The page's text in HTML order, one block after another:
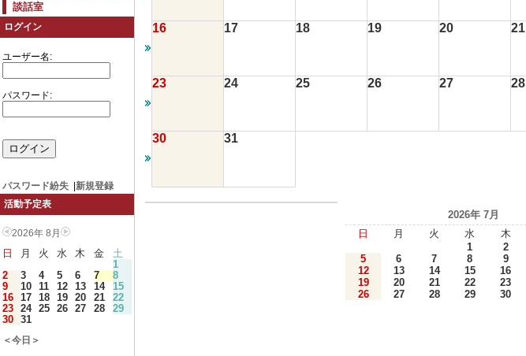
談話室
ログイン
ユーザー名:
パスワード:
パスワード紛失
新規登録
活動予定表
2026年 8月
日 月 火 水 木 金
土
1
2
3 4 5 6 7
8
9
10 11 12 13 14
15
16 17 18 19 20 21
22
23 24 25 26 27 28
29
30 31
＜今日＞
16 17 18 19 20 21
23 24 25 26 27 28
30 31
2026年 7月
日
月 火 水 木
1
2
5
6 7 8 9
12
13 14 15 16
19
20 21 22 23
26
27 28 29 30